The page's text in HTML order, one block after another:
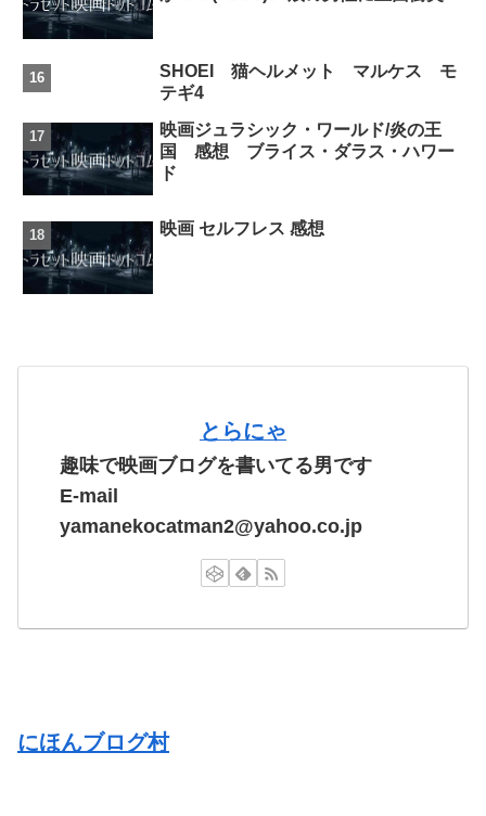
SHOEI 猫ヘルメット マルケス モ
テギ4
映画ジュラシック・ワールド/炎の王
国 感想 ブライス・ダラス・ハワー
ド
映画 セルフレス 感想
とらにゃ
趣味で映画ブログを書いてる男です
E-mail
yamanekocatman2@yahoo.co.jp
にほんブログ村